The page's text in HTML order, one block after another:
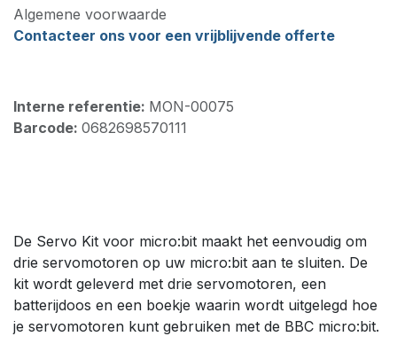
Algemene voorwaarde
Contacteer ons voor een vrijblijvende offerte
Interne referentie: MON-00075
Barcode: 0682698570111
De Servo Kit voor micro:bit maakt het eenvoudig om
drie servomotoren op uw micro:bit aan te sluiten. De
kit wordt geleverd met drie servomotoren, een
batterijdoos en een boekje waarin wordt uitgelegd hoe
je servomotoren kunt gebruiken met de BBC micro:bit.